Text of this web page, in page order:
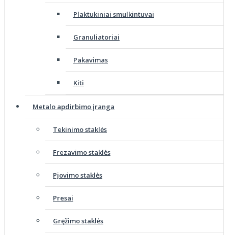
Plaktukiniai smulkintuvai
Granuliatoriai
Pakavimas
Kiti
Metalo apdirbimo įranga
Tekinimo staklės
Frezavimo staklės
Pjovimo staklės
Presai
Gręžimo staklės